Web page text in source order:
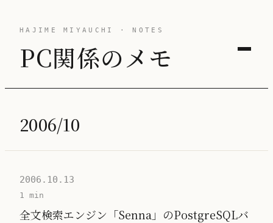
HAJIME MIYAUCHI · NOTES
PC関係のメモ
2006/10
2006.10.13
1 min
全文検索エンジン「Senna」のPostgreSQLバ